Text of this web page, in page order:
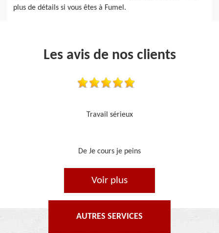
plus de détails si vous êtes à Fumel.
Les avis de nos clients
Je recommande, top !!
De Ornella
Voir plus
AUTRES SERVICES